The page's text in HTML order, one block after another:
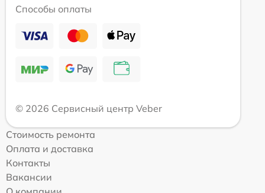
Способы оплаты
© 2026 Сервисный центр Veber
Стоимость ремонта
Оплата и доставка
Контакты
Вакансии